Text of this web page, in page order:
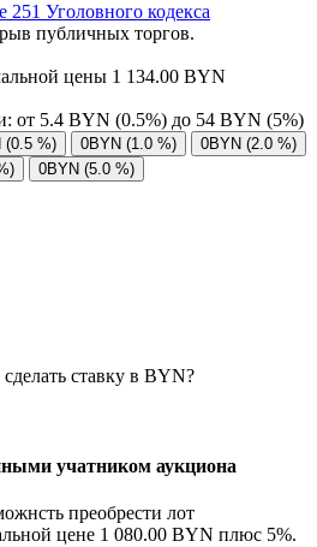
251 Уголовного кодекса
публичных торгов.
цены 1 134.00 BYN
от 5.4 BYN (0.5%) до 54 BYN (5%)
(0.5 %) 0BYN (1.0 %)
0BYN (2.0 %)
0BYN (5.0 %)
ставку в BYN?
учатником аукциона
преобрести лот
цене 1 080.00 BYN плюс 5%.